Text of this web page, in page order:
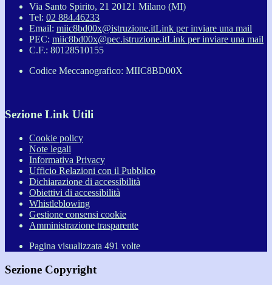
Via Santo Spirito, 21 20121 Milano (MI)
Tel: 02 884.46233
Email: miic8bd00x@istruzione.itLink per inviare una mail
PEC: miic8bd00x@pec.istruzione.itLink per inviare una mail
C.F.: 80128510155
Codice Meccanografico: MIIC8BD00X
Sezione Link Utili
Cookie policy
Note legali
Informativa Privacy
Ufficio Relazioni con il Pubblico
Dichiarazione di accessibilità
Obiettivi di accessibilità
Whistleblowing
Gestione consensi cookie
Amministrazione trasparente
Pagina visualizzata 491 volte
Sezione Copyright